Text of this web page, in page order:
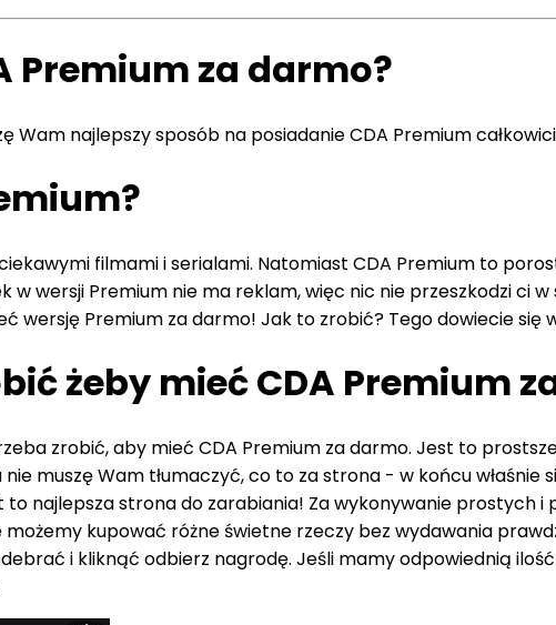
Premium za darmo?
Wam najlepszy sposób na posiadanie CDA Premium
filmami i serialami. Natomiast CDA Premium to
w wersji Premium nie ma reklam, więc nic nie przeszkodzi ci
wersję Premium za darmo! Jak to zrobić? Tego dowiecie się
żeby mieć CDA Premium
zrobić, aby mieć CDA Premium za darmo. Jest to
muszę Wam tłumaczyć, co to za strona - w końcu
to najlepsza strona do zarabiania! Za wykonywanie
kupować różne świetne rzeczy bez wydawania
i kliknąć odbierz nagrodę. Jeśli mamy odpowiednią